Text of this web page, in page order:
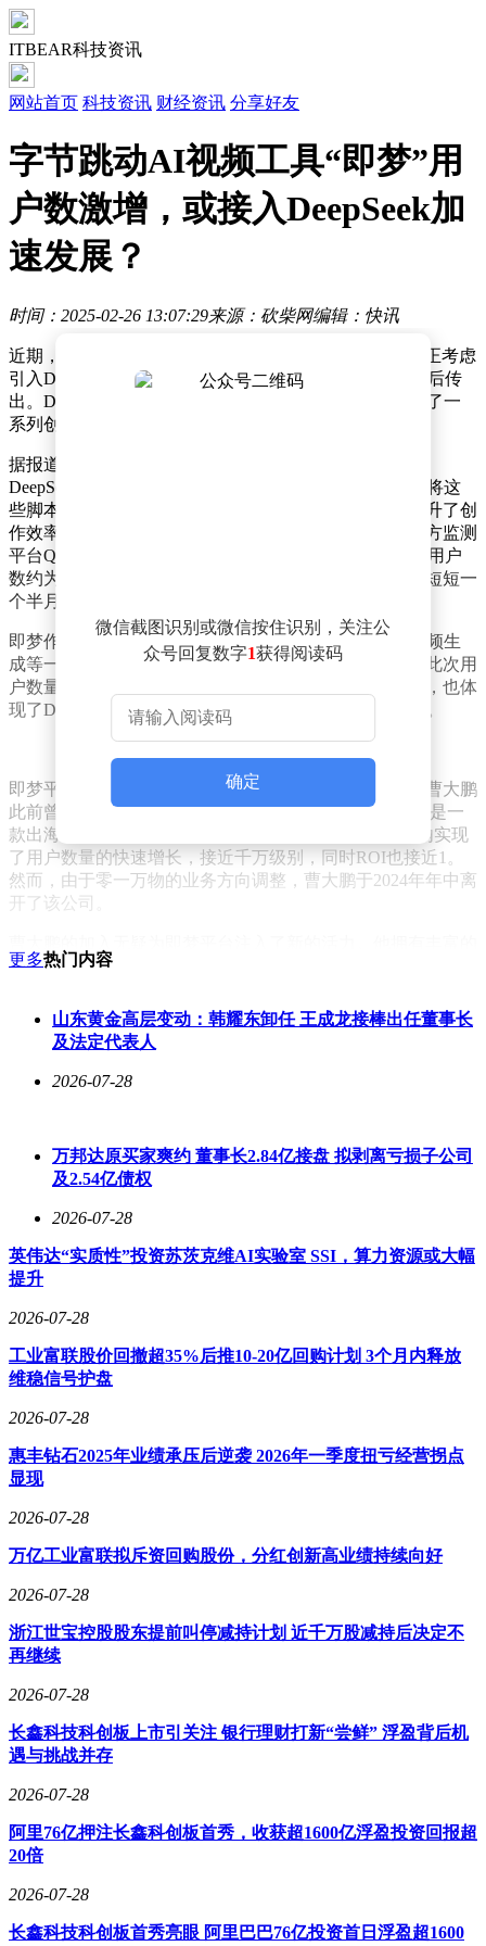
ITBEAR科技资讯
网站首页 科技资讯 财经资讯 分享好友
字节跳动AI视频工具“即梦”用
户数激增，或接入DeepSeek加
速发展？
时间：2025-02-26 13:07:29来源：砍柴网编辑：快讯
近期，有消息称字节跳动旗下的AI视频生成平台“即梦”正考虑
引入DeepSeek技术，这一消息紧随飞书采用DeepSeek之后传
出。DeepSeek的迅速走红不仅带来了需求激增，还催生了一
系列创新的联动应用。
据报道，用户开始探索一种全新的创作流程：首先利用
DeepSeek生成更为精细的视频脚本，随后在即梦平台上将这
些脚本转化为生动的视频内容。这一流程的优化显著提升了创
作效率，也推动了即梦用户数量的快速增长。根据第三方监测
平台QuestMobile的数据，即梦在2024年12月底的周活跃用户
数约为76万，而到了2月中旬，这一数字已接近200万，短短一
个半月内实现了近三倍的增长。
即梦作为剪映旗下的AI创作平台，集成了图片生成、视频生
成等一系列强大功能，为用户提供了丰富的创作工具。此次用
户数量的快速增长，不仅反映了即梦平台本身的吸引力，也体
现了DeepSeek技术对于提升创作效率和质量的积极作用。
即梦平台近期还迎来了新的移动端负责人——曹大鹏。曹大鹏
此前曾在零一万物公司担任PopAI产品的负责人。PopAI是一
款出海生产力产品，于2023年8月正式推出，并在一年内实现
了用户数量的快速增长，接近千万级别，同时ROI也接近1。
然而，由于零一万物的业务方向调整，曹大鹏于2024年年中离
开了该公司。
产品管理经验和深厚的AI技术背景，将带领团队继续优化即
即梦平台的不断壮大，我们有理由相信，它将为用户带来更多
惊喜和创作灵感。
微信截图识别或微信按住识别，关注公
众号回复数字1获得阅读码
确定
更多热门内容
山东黄金高层变动：韩耀东卸任 王成龙接棒出任董事长
及法定代表人
2026-07-28
万邦达原买家爽约 董事长2.84亿接盘 拟剥离亏损子公司
及2.54亿债权
2026-07-28
英伟达“实质性”投资苏茨克维AI实验室 SSI，算力资源或大幅
提升
2026-07-28
工业富联股价回撤超35%后推10-20亿回购计划 3个月内释放
维稳信号护盘
2026-07-28
惠丰钻石2025年业绩承压后逆袭 2026年一季度扭亏经营拐点
显现
2026-07-28
万亿工业富联拟斥资回购股份，分红创新高业绩持续向好
2026-07-28
浙江世宝控股股东提前叫停减持计划 近千万股减持后决定不
再继续
2026-07-28
长鑫科技科创板上市引关注 银行理财打新“尝鲜” 浮盈背后机
遇与挑战并存
2026-07-28
阿里76亿押注长鑫科创板首秀，收获超1600亿浮盈投资回报超
20倍
2026-07-28
长鑫科技科创板首秀亮眼 阿里巴巴76亿投资首日浮盈超1600